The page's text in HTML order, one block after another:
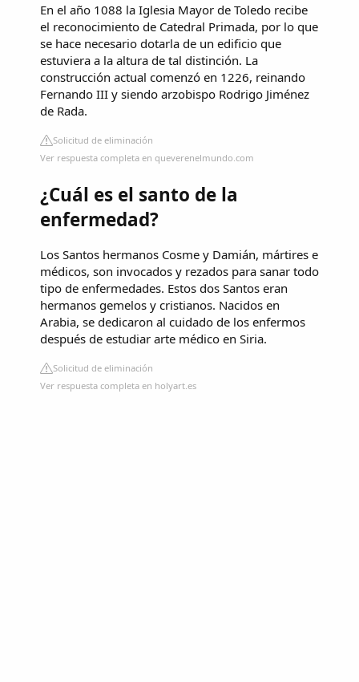
En el año 1088 la Iglesia Mayor de Toledo recibe
el reconocimiento de Catedral Primada, por lo que
se hace necesario dotarla de un edificio que
estuviera a la altura de tal distinción. La
construcción actual comenzó en 1226, reinando
Fernando III y siendo arzobispo Rodrigo Jiménez
de Rada.
Solicitud de eliminación
Ver respuesta completa en queverenelmundo.com
¿Cuál es el santo de la
enfermedad?
Los Santos hermanos Cosme y Damián, mártires e
médicos, son invocados y rezados para sanar todo
tipo de enfermedades. Estos dos Santos eran
hermanos gemelos y cristianos. Nacidos en
Arabia, se dedicaron al cuidado de los enfermos
después de estudiar arte médico en Siria.
Solicitud de eliminación
Ver respuesta completa en holyart.es